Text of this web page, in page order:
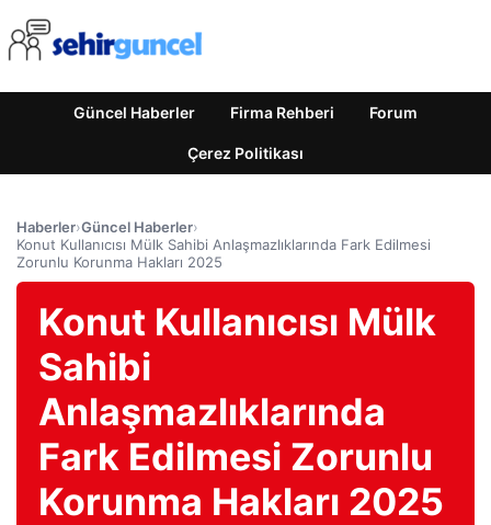
Güncel Haberler Firma Rehberi Forum
Çerez Politikası
Haberler›Güncel Haberler›
Konut Kullanıcısı Mülk Sahibi Anlaşmazlıklarında Fark Edilmesi
Zorunlu Korunma Hakları 2025
Konut Kullanıcısı Mülk
Sahibi
Anlaşmazlıklarında
Fark Edilmesi Zorunlu
Korunma Hakları 2025